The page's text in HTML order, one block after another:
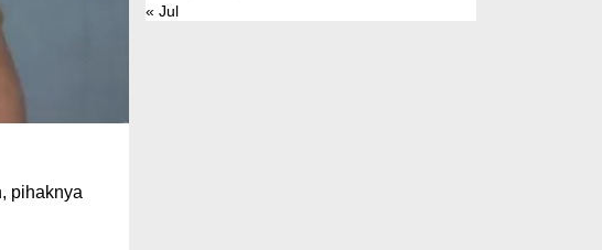
pihaknya
« Jul